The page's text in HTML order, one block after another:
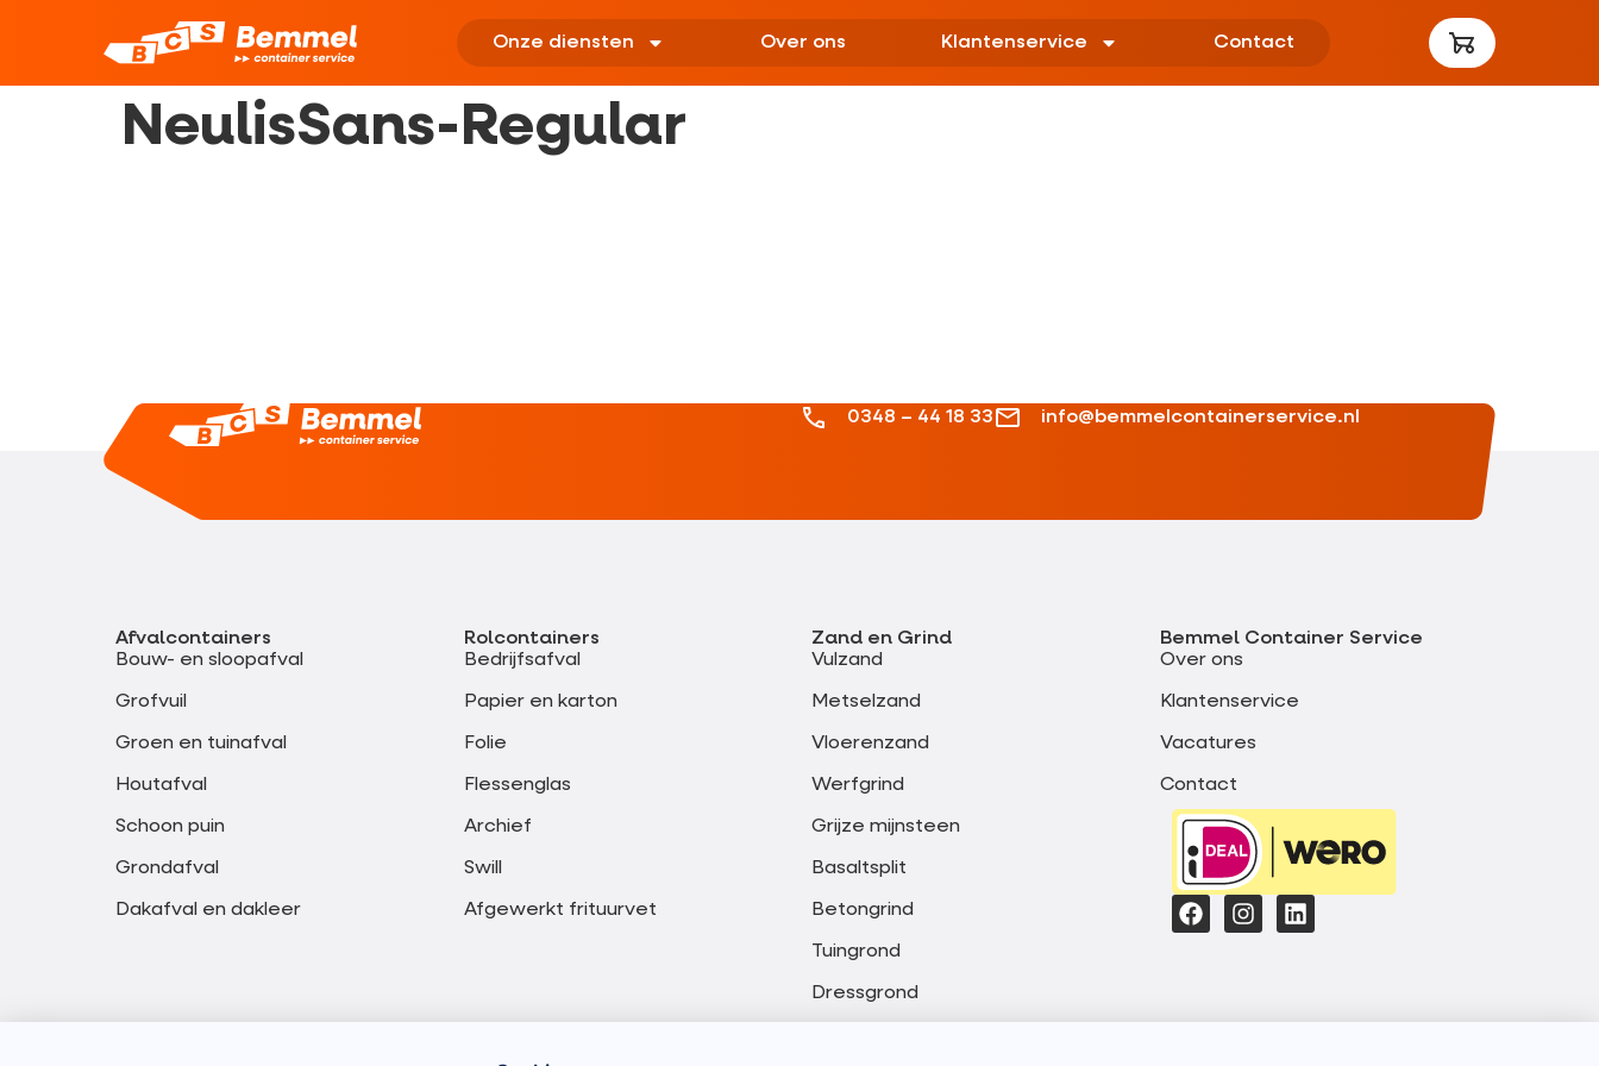
Onze diensten Over ons Klantenservice Contact
NeulisSans-Regular
0348 – 44 18 33 info@bemmelcontainerservice.nl
Afvalcontainers
Bouw- en sloopafval
Grofvuil
Groen en tuinafval
Houtafval
Schoon puin
Grondafval
Dakafval en dakleer
Rolcontainers
Bedrijfsafval
Papier en karton
Folie
Flessenglas
Archief
Swill
Afgewerkt frituurvet
Zand en Grind
Vulzand
Metselzand
Vloerenzand
Werfgrind
Grijze mijnsteen
Basaltsplit
Betongrind
Tuingrond
Dressgrond
Bemmel Container Service
Over ons
Klantenservice
Vacatures
Contact